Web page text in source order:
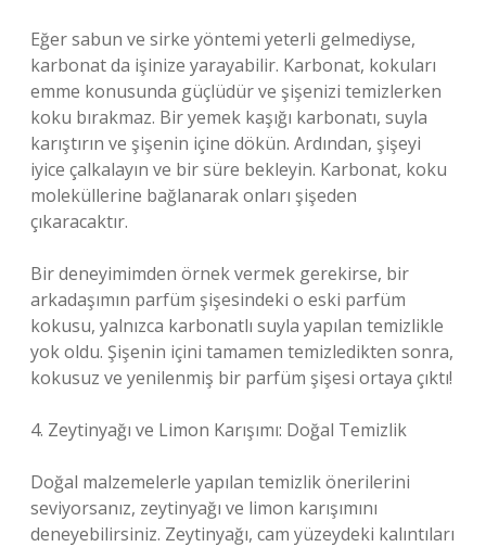
Eğer sabun ve sirke yöntemi yeterli gelmediyse,
karbonat da işinize yarayabilir. Karbonat, kokuları
emme konusunda güçlüdür ve şişenizi temizlerken
koku bırakmaz. Bir yemek kaşığı karbonatı, suyla
karıştırın ve şişenin içine dökün. Ardından, şişeyi
iyice çalkalayın ve bir süre bekleyin. Karbonat, koku
moleküllerine bağlanarak onları şişeden
çıkaracaktır.
Bir deneyimimden örnek vermek gerekirse, bir
arkadaşımın parfüm şişesindeki o eski parfüm
kokusu, yalnızca karbonatlı suyla yapılan temizlikle
yok oldu. Şişenin içini tamamen temizledikten sonra,
kokusuz ve yenilenmiş bir parfüm şişesi ortaya çıktı!
4. Zeytinyağı ve Limon Karışımı: Doğal Temizlik
Doğal malzemelerle yapılan temizlik önerilerini
seviyorsanız, zeytinyağı ve limon karışımını
deneyebilirsiniz. Zeytinyağı, cam yüzeydeki kalıntıları